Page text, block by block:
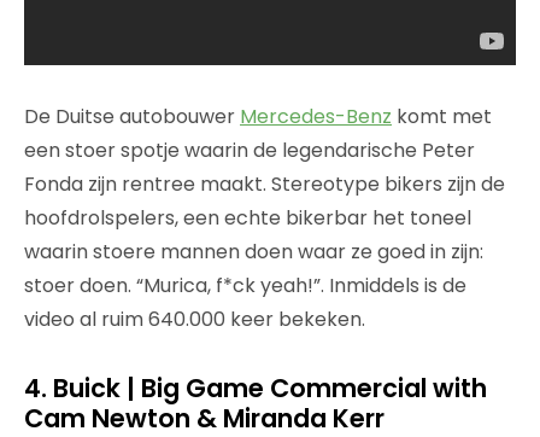
De Duitse autobouwer Mercedes-Benz komt met
een stoer spotje waarin de legendarische Peter
Fonda zijn rentree maakt. Stereotype bikers zijn de
hoofdrolspelers, een echte bikerbar het toneel
waarin stoere mannen doen waar ze goed in zijn:
stoer doen. “Murica, f*ck yeah!”. Inmiddels is de
video al ruim 640.000 keer bekeken.
4. Buick | Big Game Commercial with
Cam Newton & Miranda Kerr